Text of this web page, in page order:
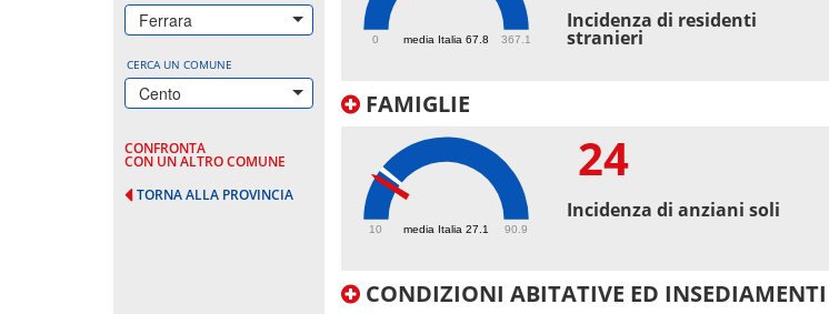
Ferrara
CERCA UN COMUNE
Cento
CONFRONTA
CON UN ALTRO COMUNE
TORNA ALLA PROVINCIA
media Italia 67.8
0 367.1
Incidenza di residenti
stranieri
FAMIGLIE
media Italia 27.1
10 90.9
24
Incidenza di anziani soli
CONDIZIONI ABITATIVE ED INSEDIAMENTI